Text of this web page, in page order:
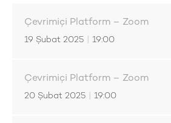
Çevrimiçi Platform – Zoom
19 Şubat 2025 19:00
Çevrimiçi Platform – Zoom
20 Şubat 2025 19:00